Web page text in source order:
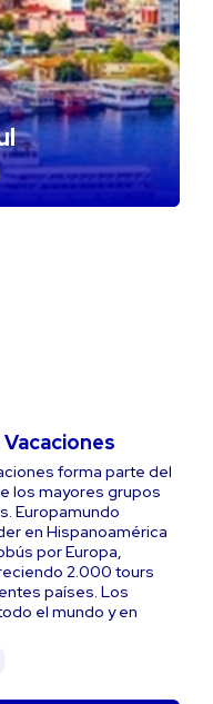
forma parte del
los mayores grupos
Europamundo
en Hispanoamérica
por Europa,
2.000 tours
países. Los
el mundo y en